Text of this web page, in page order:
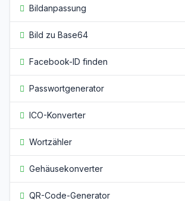
Bildanpassung
Bild zu Base64
Facebook-ID finden
Passwortgenerator
ICO-Konverter
Wortzähler
Gehäusekonverter
QR-Code-Generator